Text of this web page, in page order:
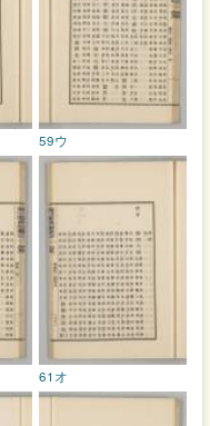
59ウ
61オ